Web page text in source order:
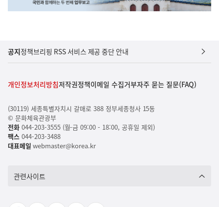
공지정책브리핑 RSS 서비스 제공 중단 안내
개인정보처리방침저작권정책이메일 수집거부자주 묻는 질문(FAQ)
(30119) 세종특별자치시 갈매로 388 정부세종청사 15동
© 문화체육관광부
전화044-203-3555 (월-금 09:00 - 18:00, 공휴일 제외)
팩스044-203-3488
대표메일 webmaster@korea.kr
관련사이트